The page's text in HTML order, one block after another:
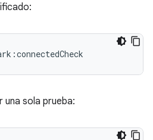
una sola prueba: